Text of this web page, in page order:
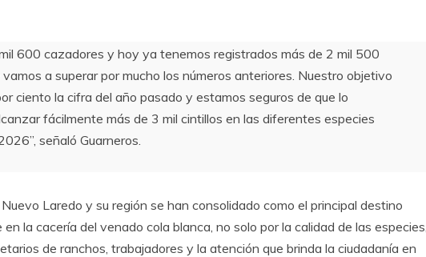
600 cazadores y hoy ya tenemos registrados más de 2 mil 500
a superar por mucho los números anteriores. Nuestro objetivo
ciento la cifra del año pasado y estamos seguros de que lo
fácilmente más de 3 mil cintillos en las diferentes especies
señaló Guarneros.
Laredo y su región se han consolidado como el principal destino
la cacería del venado cola blanca, no solo por la calidad de las especies,
de ranchos, trabajadores y la atención que brinda la ciudadanía en